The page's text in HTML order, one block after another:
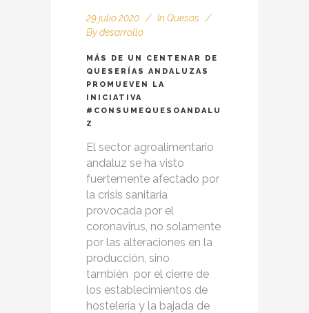
29 julio 2020 In Quesos
Bydesarrollo
MÁS DE UN CENTENAR DE
QUESERÍAS ANDALUZAS
PROMUEVEN LA
INICIATIVA
#CONSUMEQUESOANDALU
Z
El sector agroalimentario
andaluz se ha visto
fuertemente afectado por
la crisis sanitaria
provocada por el
coronavirus, no solamente
por las alteraciones en la
producción, sino
también por el cierre de
los establecimientos de
hostelería y la bajada de